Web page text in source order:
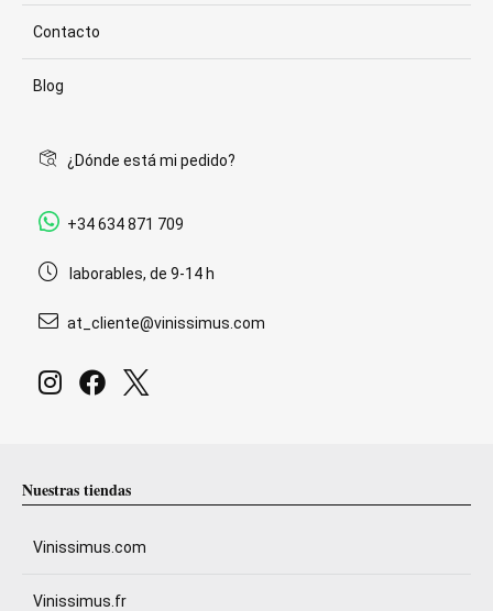
Contacto
Blog
¿Dónde está mi pedido?
+34 634 871 709
laborables, de 9-14 h
at_cliente@vinissimus.com
Nuestras tiendas
Vinissimus.com
Vinissimus.fr